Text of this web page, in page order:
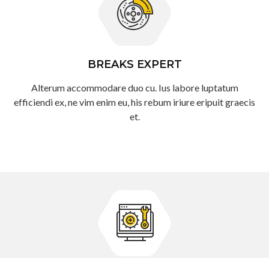
BREAKS EXPERT
Alterum accommodare duo cu. Ius labore luptatum
efficiendi ex, ne vim enim eu, his rebum iriure eripuit graecis
et.